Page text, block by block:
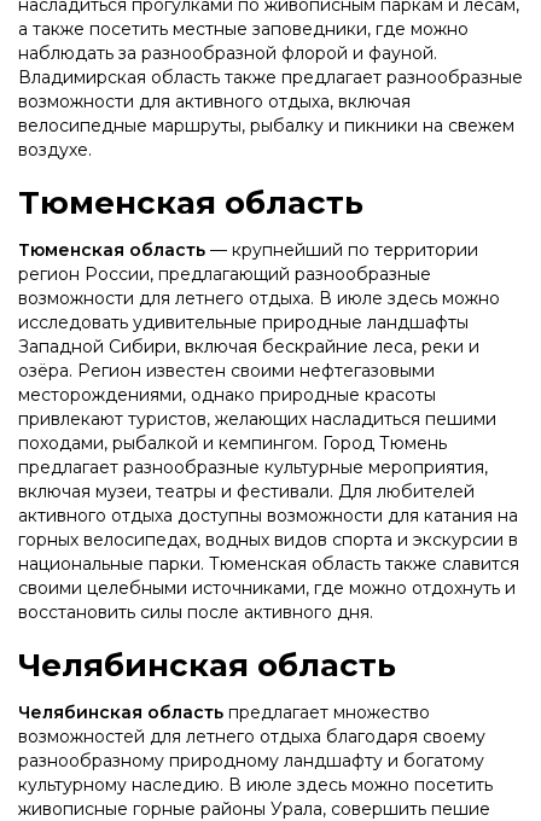
насладиться прогулками по живописным паркам и лесам,
а также посетить местные заповедники, где можно
наблюдать за разнообразной флорой и фауной.
Владимирская область также предлагает разнообразные
возможности для активного отдыха, включая
велосипедные маршруты, рыбалку и пикники на свежем
воздухе.
Тюменская область
Тюменская область — крупнейший по территории
регион России, предлагающий разнообразные
возможности для летнего отдыха. В июле здесь можно
исследовать удивительные природные ландшафты
Западной Сибири, включая бескрайние леса, реки и
озёра. Регион известен своими нефтегазовыми
месторождениями, однако природные красоты
привлекают туристов, желающих насладиться пешими
походами, рыбалкой и кемпингом. Город Тюмень
предлагает разнообразные культурные мероприятия,
включая музеи, театры и фестивали. Для любителей
активного отдыха доступны возможности для катания на
горных велосипедах, водных видов спорта и экскурсии в
национальные парки. Тюменская область также славится
своими целебными источниками, где можно отдохнуть и
восстановить силы после активного дня.
Челябинская область
Челябинская область предлагает множество
возможностей для летнего отдыха благодаря своему
разнообразному природному ландшафту и богатому
культурному наследию. В июле здесь можно посетить
живописные горные районы Урала, совершить пешие